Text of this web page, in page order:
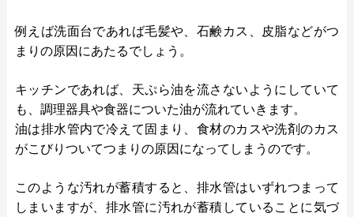
例えば洗面台であれば毛髪や、石鹸カス、皮脂などがつ
まりの原因にあたるでしょう。
キッチンであれば、天ぷら油を流さないようにしていて
も、調理器具や食器についた油が流れていきます。
油は排水管内で冷えて固まり、食材のカスや洗剤のカス
がこびりついてつまりの原因になってしまうのです。
このような汚れが蓄積すると、排水管はいずれつまって
しまいますが、排水管に汚れが蓄積していることに気づ